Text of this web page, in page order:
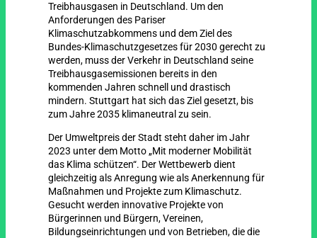
Treibhausgasen in Deutschland. Um den
Anforderungen des Pariser
Klimaschutzabkommens und dem Ziel des
Bundes-Klimaschutzgesetzes für 2030 gerecht zu
werden, muss der Verkehr in Deutschland seine
Treibhausgasemissionen bereits in den
kommenden Jahren schnell und drastisch
mindern. Stuttgart hat sich das Ziel gesetzt, bis
zum Jahre 2035 klimaneutral zu sein.
Der Umweltpreis der Stadt steht daher im Jahr
2023 unter dem Motto „Mit moderner Mobilität
das Klima schützen“. Der Wettbewerb dient
gleichzeitig als Anregung wie als Anerkennung für
Maßnahmen und Projekte zum Klimaschutz.
Gesucht werden innovative Projekte von
Bürgerinnen und Bürgern, Vereinen,
Bildungseinrichtungen und von Betrieben, die die